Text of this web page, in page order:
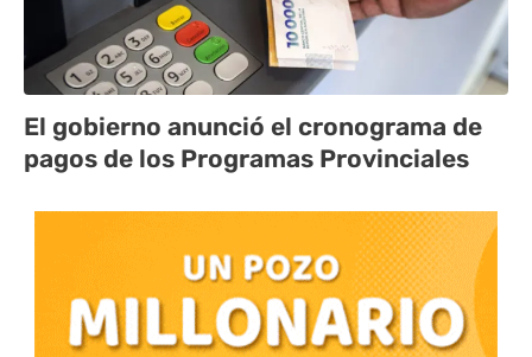
El gobierno anunció el cronograma de
pagos de los Programas Provinciales